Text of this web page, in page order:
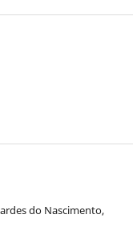
do Nascimento,